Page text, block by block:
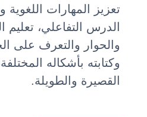
تعزيز المهارات اللغوية
الدرس التفاعلي، تعليم
والحوار والتعرف على
وكتابته بأشكاله
القصيرة والطويلة.